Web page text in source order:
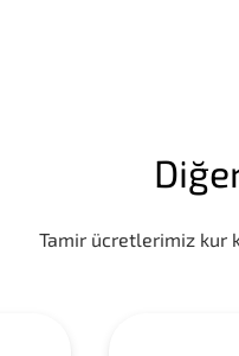
Tamir ücretlerimiz kur